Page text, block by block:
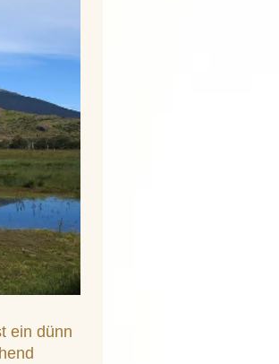
ein dünn